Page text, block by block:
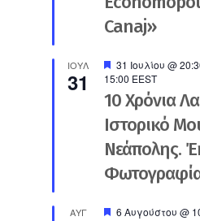
Canaj»
ΙΟΎΛ
31
Προτεινόμενο
31 Ιουλίου @
15:00 EEST
10 Χρόνια
Ιστορικό
Νεάπολης.
ΑΥΓ Προτεινόμενο
6 Αυγούστου @